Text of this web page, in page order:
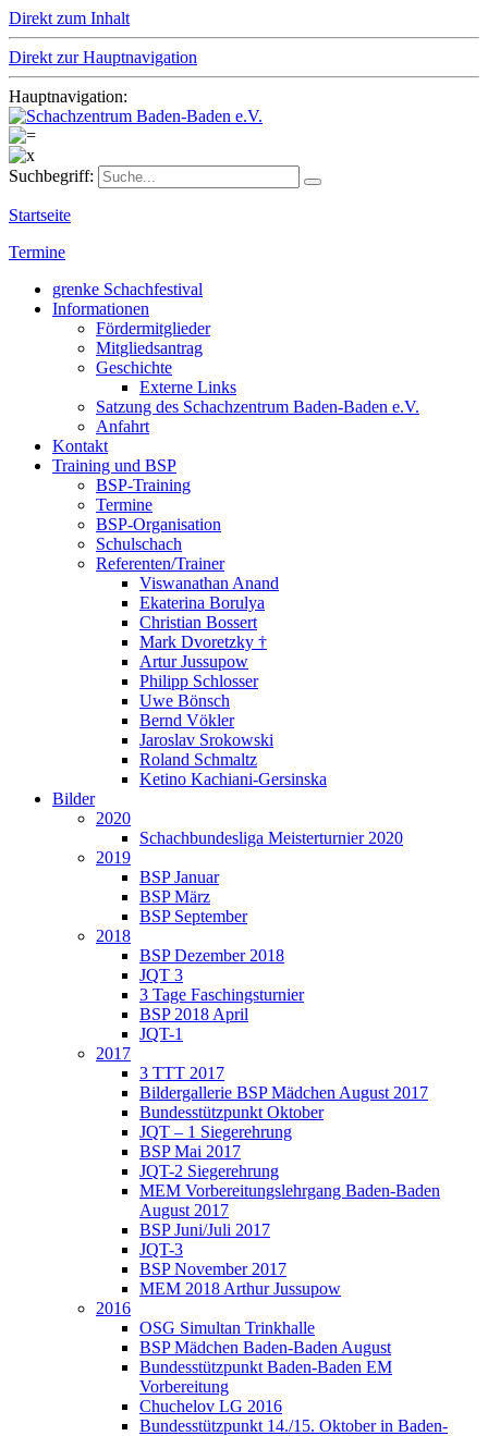
Direkt zum Inhalt
Direkt zur Hauptnavigation
Hauptnavigation:
Suchbegriff:
Startseite
Termine
grenke Schachfestival
Informationen
Fördermitglieder
Mitgliedsantrag
Geschichte
Externe Links
Satzung des Schachzentrum Baden-Baden e.V.
Anfahrt
Kontakt
Training und BSP
BSP-Training
Termine
BSP-Organisation
Schulschach
Referenten/Trainer
Viswanathan Anand
Ekaterina Borulya
Christian Bossert
Mark Dvoretzky †
Artur Jussupow
Philipp Schlosser
Uwe Bönsch
Bernd Vökler
Jaroslav Srokowski
Roland Schmaltz
Ketino Kachiani-Gersinska
Bilder
2020
Schachbundesliga Meisterturnier 2020
2019
BSP Januar
BSP März
BSP September
2018
BSP Dezember 2018
JQT 3
3 Tage Faschingsturnier
BSP 2018 April
JQT-1
2017
3 TTT 2017
Bildergallerie BSP Mädchen August 2017
Bundesstützpunkt Oktober
JQT – 1 Siegerehrung
BSP Mai 2017
JQT-2 Siegerehrung
MEM Vorbereitungslehrgang Baden-Baden
August 2017
BSP Juni/Juli 2017
JQT-3
BSP November 2017
MEM 2018 Arthur Jussupow
2016
OSG Simultan Trinkhalle
BSP Mädchen Baden-Baden August
Bundesstützpunkt Baden-Baden EM
Vorbereitung
Chuchelov LG 2016
Bundesstützpunkt 14./15. Oktober in Baden-